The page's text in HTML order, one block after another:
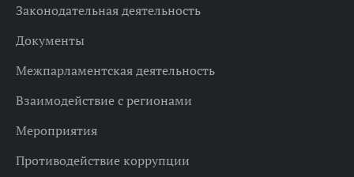
Законодательная деятельность
Документы
Межпарламентская деятельность
Взаимодействие с регионами
Мероприятия
Противодействие коррупции